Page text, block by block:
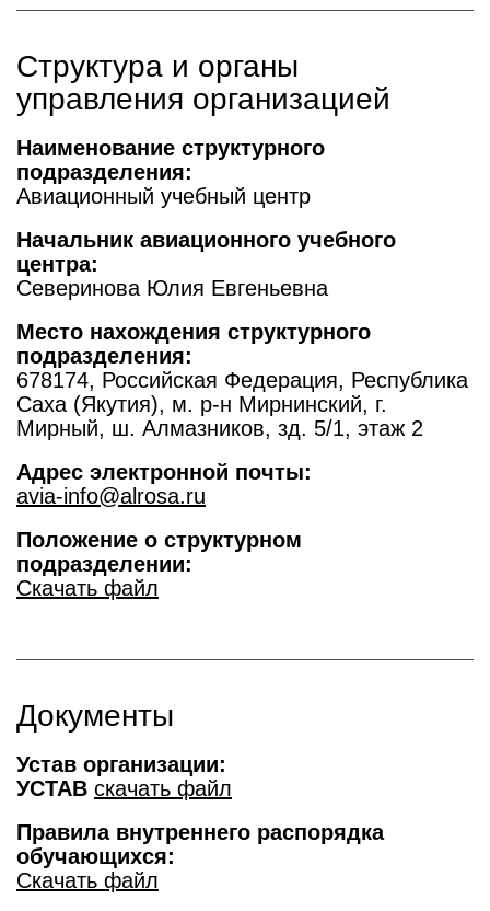
Структура и органы
управления организацией
Наименование структурного
подразделения:
Авиационный учебный центр
Начальник авиационного учебного
центра:
Северинова Юлия Евгеньевна
Место нахождения структурного
подразделения:
678174, Российская Федерация, Республика
Саха (Якутия), м. р-н Мирнинский, г.
Мирный, ш. Алмазников, зд. 5/1, этаж 2
Адрес электронной почты:
avia-info@alrosa.ru
Положение о структурном
подразделении:
Скачать файл
Документы
Устав организации:
УСТАВ скачать файл
Правила внутреннего распорядка
обучающихся:
Скачать файл